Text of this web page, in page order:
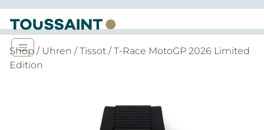
Shop / Uhren /Tissot / T-Race MotoGP 2026 Limited
Edition